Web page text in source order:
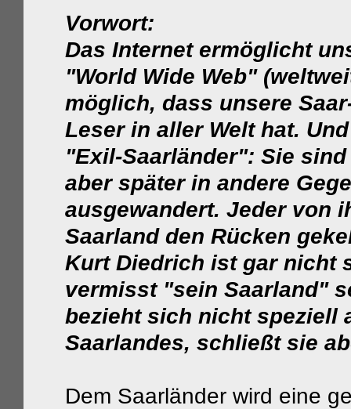
Vorwort:
Das Internet ermöglicht
"World Wide Web"
möglich, dass unsere
Leser in aller Welt hat.
"Exil-Saarländer": Sie
aber später in andere
ausgewandert. Jeder von
Saarland den Rücken
Kurt Diedrich ist gar nicht
vermisst "sein Saarland"
bezieht sich nicht speziell
Saarlandes, schließt sie
Dem Saarländer wird eine